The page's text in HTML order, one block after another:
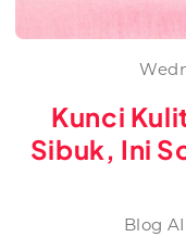
Kunci
Sibuk, Ini
Blog